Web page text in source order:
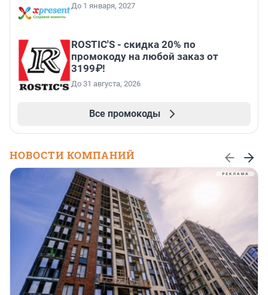
До 1 января, 2027
ROSTIC'S - скидка 20% по
промокоду на любой заказ от
3199₽!
До 31 августа, 2026
Все промокоды
НОВОСТИ КОМПАНИЙ